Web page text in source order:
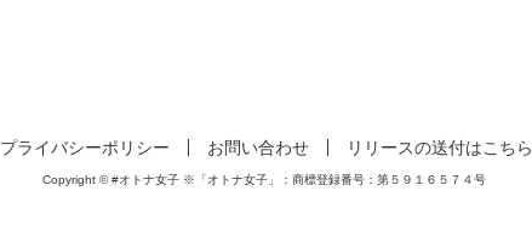
プライバシーポリシー お問い合わせ リリースの送付はこちら
Copyright © #オトナ女子 ※「オトナ女子」：商標登録番号：第５９１６５７４号